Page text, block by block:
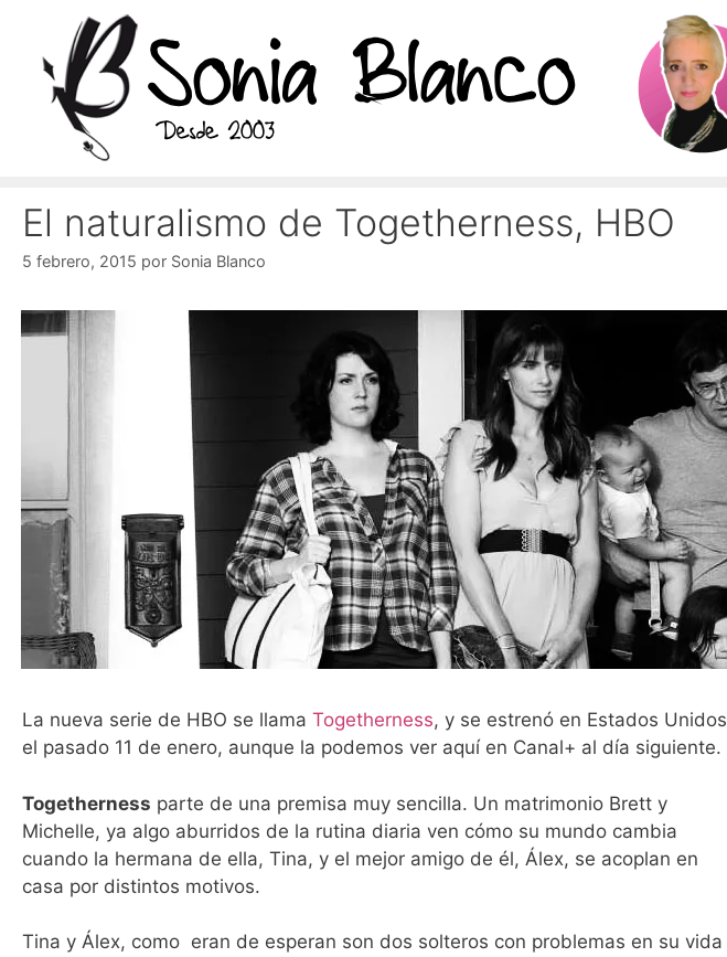
contenido
El naturalismo de Togetherness, HBO
5 febrero, 2015 por Sonia Blanco
La nueva serie de HBO se llama Togetherness, y se estrenó en Estados Unidos
el pasado 11 de enero, aunque la podemos ver aquí en Canal+ al día siguiente.
Togetherness parte de una premisa muy sencilla. Un matrimonio Brett y
Michelle, ya algo aburridos de la rutina diaria ven cómo su mundo cambia
cuando la hermana de ella, Tina, y el mejor amigo de él, Álex, se acoplan en
casa por distintos motivos.
Tina y Álex, como eran de esperan son dos solteros con problemas en su vida